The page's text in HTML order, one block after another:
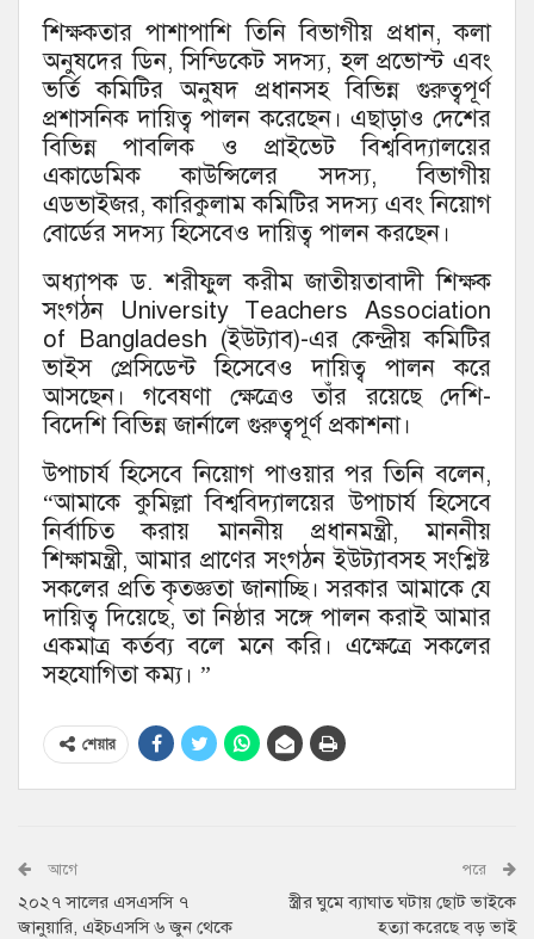
শিক্ষকতার পাশাপাশি তিনি বিভাগীয় প্রধান, কলা
অনুষদের ডিন, সিন্ডিকেট সদস্য, হল প্রভোস্ট এবং
ভর্তি কমিটির অনুষদ প্রধানসহ বিভিন্ন গুরুত্বপূর্ণ
প্রশাসনিক দায়িত্ব পালন করেছেন। এছাড়াও দেশের
বিভিন্ন পাবলিক ও প্রাইভেট বিশ্ববিদ্যালয়ের
একাডেমিক কাউন্সিলের সদস্য, বিভাগীয়
এডভাইজর, কারিকুলাম কমিটির সদস্য এবং নিয়োগ
বোর্ডের সদস্য হিসেবেও দায়িত্ব পালন করছেন।
অধ্যাপক ড. শরীফুল করীম জাতীয়তাবাদী শিক্ষক
সংগঠন University Teachers Association
of Bangladesh (ইউট্যাব)-এর কেন্দ্রীয় কমিটির
ভাইস প্রেসিডেন্ট হিসেবেও দায়িত্ব পালন করে
আসছেন। গবেষণা ক্ষেত্রেও তাঁর রয়েছে দেশি-
বিদেশি বিভিন্ন জার্নালে গুরুত্বপূর্ণ প্রকাশনা।
উপাচার্য হিসেবে নিয়োগ পাওয়ার পর তিনি বলেন,
“আমাকে কুমিল্লা বিশ্ববিদ্যালয়ের উপাচার্য হিসেবে
নির্বাচিত করায় মাননীয় প্রধানমন্ত্রী, মাননীয়
শিক্ষামন্ত্রী, আমার প্রাণের সংগঠন ইউট্যাবসহ সংশ্লিষ্ট
সকলের প্রতি কৃতজ্ঞতা জানাচ্ছি। সরকার আমাকে যে
দায়িত্ব দিয়েছে, তা নিষ্ঠার সঙ্গে পালন করাই আমার
একমাত্র কর্তব্য বলে মনে করি। এক্ষেত্রে সকলের
সহযোগিতা কম্য। ”
শেয়ার
আগে
২০২৭ সালের এসএসসি ৭
জানুয়ারি, এইচএসসি ৬ জুন থেকে
পরে
স্ত্রীর ঘুমে ব্যাঘাত ঘটায় ছোট ভাইকে
হত্যা করেছে বড় ভাই